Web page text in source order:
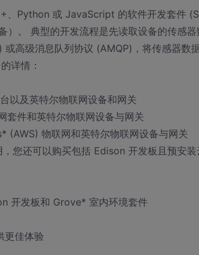
、Python 或 JavaScript 的软件开发套件
）。 典型的开发流程是先读取设备的传感
高级消息队列协议 (AMQP)，将传感器数
详情：
以及英特尔物联网设备和网关
件和英特尔物联网设备与网关
(AWS) 物联网和英特尔物联网设备与网关
您还可以购买包括 Edison 开发板且预安
开发板和 Grove* 室内环境套件
更佳体验